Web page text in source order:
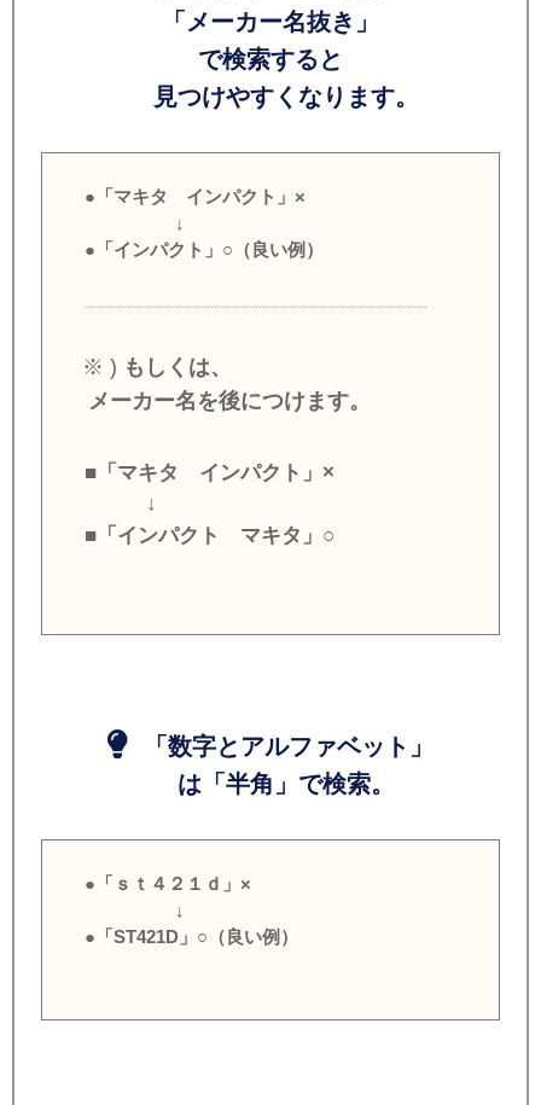
「メーカー名抜き」
で検索すると
見つけやすくなります。
●「マキタ インパクト」×
↓
●「インパクト」○（良い例）
※ ) もしくは、
メーカー名を後につけます。
■「マキタ インパクト」×
↓
■「インパクト マキタ」○
「数字とアルファベット」
は「半角」で検索。
●「ｓｔ４２１ｄ」×
↓
●「ST421D」○（良い例）